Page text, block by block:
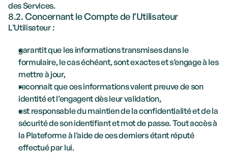
des Services.
8.2. Concernant le Compte de l’Utilisateur
L’Utilisateur :
garantit que les informations transmises dans le
formulaire, le cas échéant, sont exactes et s’engage à les
mettre à jour,
reconnait que ces informations valent preuve de son
identité et l’engagent dès leur validation,
est responsable du maintien de la confidentialité et de la
sécurité de son identifiant et mot de passe. Tout accès à
la Plateforme à l’aide de ces derniers étant réputé
effectué par lui.